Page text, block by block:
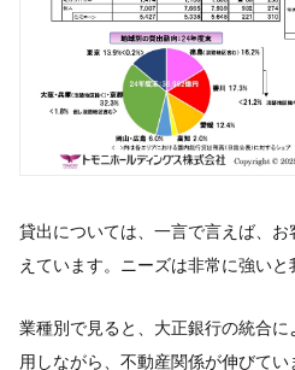
貸出については、一言で言えば、
えています。ニーズは非常に強いと
業種別で見ると、大正銀行の統合
用しながら、不動産関係が伸びて